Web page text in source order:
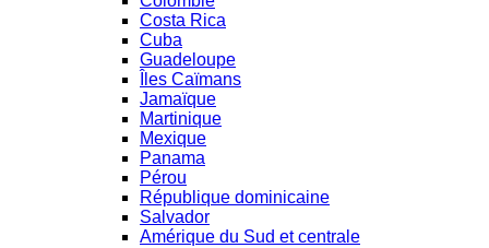
Costa Rica
Cuba
Guadeloupe
Îles Caïmans
Jamaïque
Martinique
Mexique
Panama
Pérou
République dominicaine
Salvador
Amérique du Sud et centrale